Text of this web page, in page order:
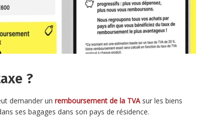
?
demander un remboursement de la TVAsur les biens
ses bagages dans son pays de résidence.